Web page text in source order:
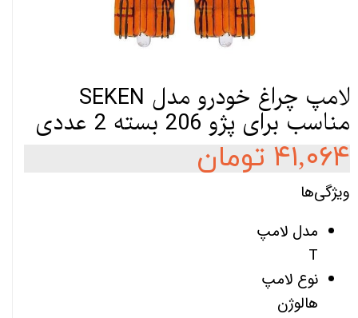
لامپ چراغ خودرو مدل SEKEN
مناسب برای پژو 206 بسته 2 عددی
۴۱,۰۶۴ تومان
ویژگی‌ها
مدل لامپ
T
نوع لامپ
هالوژن